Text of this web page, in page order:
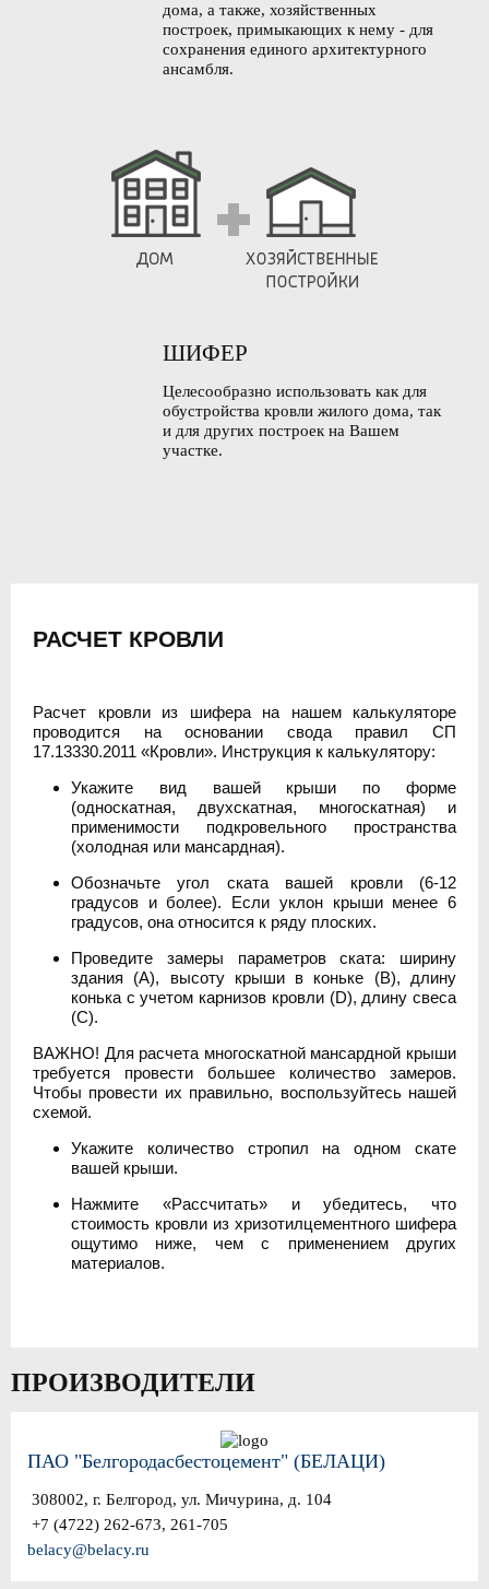
дома, а также, хозяйственных
построек, примыкающих к нему - для
сохранения единого архитектурного
ансамбля.
ШИФЕР
Целесообразно использовать как для
обустройства кровли жилого дома, так
и для других построек на Вашем
участке.
РАСЧЕТ КРОВЛИ
Расчет кровли из шифера на нашем калькуляторе
проводится на основании свода правил СП
17.13330.2011 «Кровли». Инструкция к калькулятору:
Укажите вид вашей крыши по форме
(односкатная, двухскатная, многоскатная) и
применимости подкровельного пространства
(холодная или мансардная).
Обозначьте угол ската вашей кровли (6-12
градусов и более). Если уклон крыши менее 6
градусов, она относится к ряду плоских.
Проведите замеры параметров ската: ширину
здания (А), высоту крыши в коньке (В), длину
конька с учетом карнизов кровли (D), длину свеса
(C).
ВАЖНО! Для расчета многоскатной мансардной крыши
требуется провести большее количество замеров.
Чтобы провести их правильно, воспользуйтесь нашей
схемой.
Укажите количество стропил на одном скате
вашей крыши.
Нажмите «Рассчитать» и убедитесь, что
стоимость кровли из хризотилцементного шифера
ощутимо ниже, чем с применением других
материалов.
ПРОИЗВОДИТЕЛИ
ПАО "Белгородасбестоцемент" (БЕЛАЦИ)
308002, г. Белгород, ул. Мичурина, д. 104
+7 (4722) 262-673, 261-705
belacy@belacy.ru